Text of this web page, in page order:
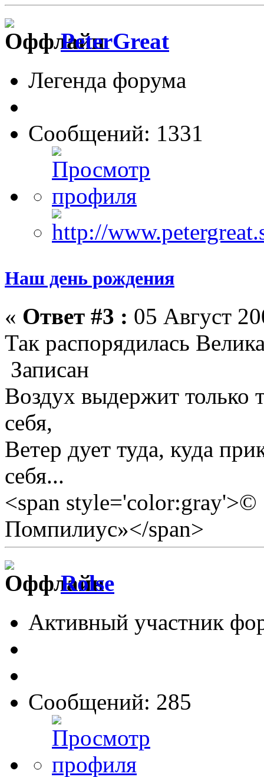
PeterGreat
Легенда форума
Сообщений: 1331
Наш день рождения
« Ответ #3 : 05 Август
Так распорядилась
Записан
Воздух выдержит только
себя,
Ветер дует туда, куда
себя...
<span style='color:gray'>©
Помпилиус»</span>
Rolse
Активный участник
Сообщений: 285